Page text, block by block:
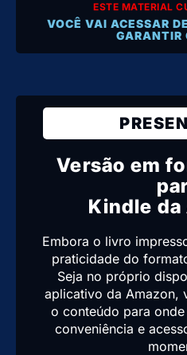
ESTE MATERIAL
VOCÊ VAI ACESSAR
GARANTIR
Versão em
Kindle da
Embora o livro
praticidade do
Seja no próprio
aplicativo da Amazon,
o conteúdo para
conveniência e